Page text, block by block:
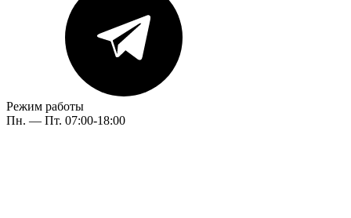
Режим работы
Пн. — Пт. 07:00-18:00